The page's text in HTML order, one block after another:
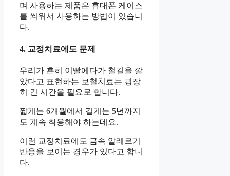
며 사용하는 제품은 휴대폰 케이스
를 씌워서 사용하는 방법이 있습니
다.
4. 교정치료에도 문제
우리가 흔히 이빨에다가 철길을 깔
았다고 표현하는 보철치료는 굉장
히 긴 시간을 필요로 합니다.
짧게는 6개월에서 길게는 5년까지
도 계속 착용해야 하는데요.
이런 교정치료에도 금속 알레르기
반응을 보이는 경우가 있다고 합니
다.